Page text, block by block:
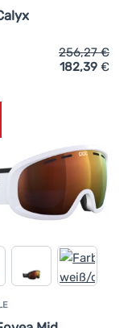
hinzufügen
Vergleich 'Skihelm
256,27€
182,39 €